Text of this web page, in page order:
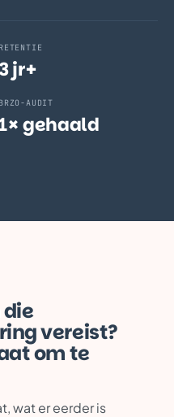
RETENTIE
3 jr+
BRZO-AUDIT
gehaald
vereist?
om te
wat er eerder is